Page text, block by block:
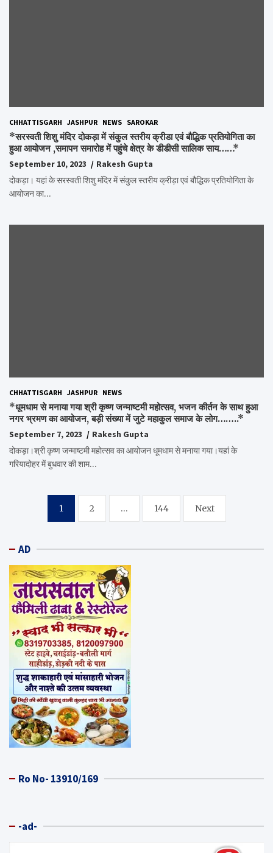
CHHATTISGARH JASHPUR NEWS SAROKAR
*सरस्वती शिशु मंदिर दोकड़ा में संकुल स्तरीय क्रीडा एवं बौद्धिक प्रतियोगिता का
हुआ आयोजन ,समापन समारोह में पहुंचे क्षेत्र के डीडीसी सालिक साय……*
September 10, 2023
Rakesh Gupta
दोकड़ा। यहां के सरस्वती शिशु मंदिर में संकुल स्तरीय क्रीड़ा एवं बौद्धिक प्रतियोगिता के
आयोजन का…
CHHATTISGARH JASHPUR NEWS
*धूमधाम से मनाया गया श्री कृष्ण जन्माष्टमी महोत्सव, भजन कीर्तन के साथ हुआ
नगर भ्रमण का आयोजन, बड़ी संख्या में जुटे महाकुल समाज के लोग……..*
September 7, 2023
Rakesh Gupta
दोकड़ा।श्री कृष्ण जन्माष्टमी महोत्सव का आयोजन धूमधाम से मनाया गया।यहां के
गरियादोहर में बुधवार की शाम…
pagination
1 2 … 144 Next
AD
Ro No- 13910/169
-ad-